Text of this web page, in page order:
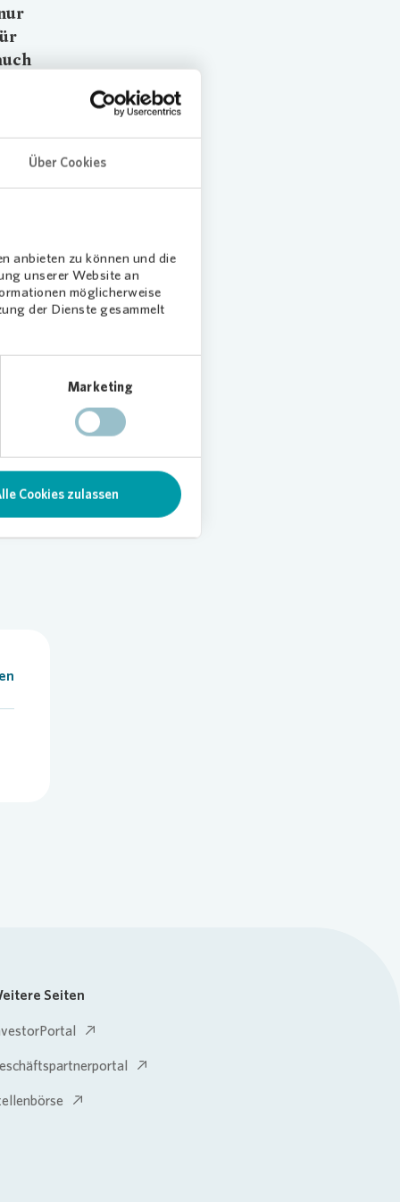
Über Cookies
anbieten zu können und die
unserer Website an
möglicherweise
der Dienste gesammelt
Marketing
Cookies zulassen
zu
Seiten